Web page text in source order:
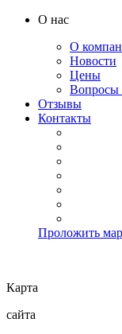
О нас
О
Новости
Цены
Вопросы
Отзывы
Контакты
Проложить
Карта
сайта